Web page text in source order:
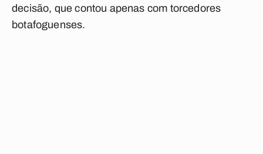
decisão, que contou apenas com torcedores
botafoguenses.